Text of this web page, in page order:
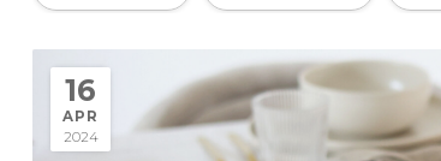
16
APR
2024